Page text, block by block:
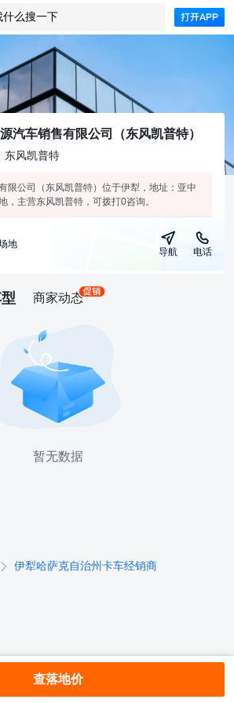
什么搜一下
汽车销售有限公司（东风凯普特）
东风凯普特
限公司（东风凯普特）位于伊犁，地址：亚中
，主营东风凯普特，可拨打0咨询。
地
导航 电话
商家动态
暂无数据
伊犁哈萨克自治州卡车经销商
查落地价